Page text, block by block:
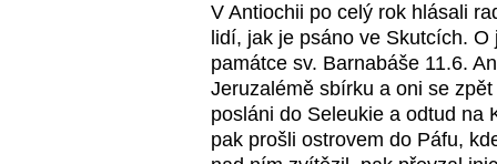
V Antiochii po celý rok hlásali
lidí, jak je psáno ve Skutcích.
památce sv. Barnabáše 11.6.
Jeruzalémě sbírku a oni se
posláni do Seleukie a odtud na
pak prošli ostrovem do Páfu,